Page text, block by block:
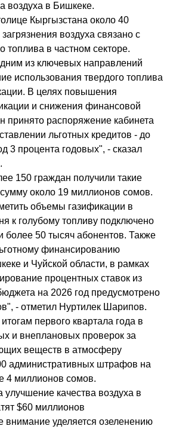
воздуха в Бишкеке.
Кыргызстана около 40
воздуха связано с
топлива в частном секторе.
из ключевых направлений
использования твердого топлива
В целях повышения
и снижения финансовой
принято распоряжение кабинета
льготных кредитов - до
3 процента годовых", - сказал
150 граждан получили такие
около 19 миллионов сомов.
объемы газификации в
к голубому топливу подключено
более 50 тысяч абонентов. Также
финансированию
и Чуйской области, в рамках
процентных ставок из
на 2026 год предусмотрено
- отметил Нуртилек Шарипов.
первого квартала года в
и внеплановых проверок за
веществ в атмосферу
административных штрафов на
4 миллионов сомов.
качества воздуха в
$60 миллионов
внимание уделяется озеленению